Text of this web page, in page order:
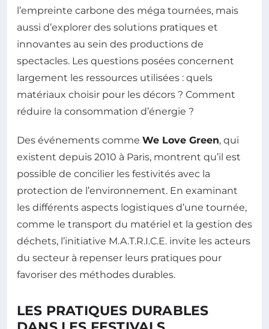
l’empreinte carbone des méga tournées, mais
aussi d’explorer des solutions pratiques et
innovantes au sein des productions de
spectacles. Les questions posées concernent
largement les ressources utilisées : quels
matériaux choisir pour les décors ? Comment
réduire la consommation d’énergie ?
Des événements comme We Love Green, qui
existent depuis 2010 à Paris, montrent qu’il est
possible de concilier les festivités avec la
protection de l’environnement. En examinant
les différents aspects logistiques d’une tournée,
comme le transport du matériel et la gestion des
déchets, l’initiative M.A.T.R.I.C.E. invite les acteurs
du secteur à repenser leurs pratiques pour
favoriser des méthodes durables.
LES PRATIQUES DURABLES